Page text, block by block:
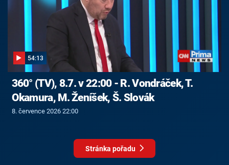
54:13
360° (TV), 8.7. v 22:00 - R. Vondráček, T.
Okamura, M. Ženíšek, Š. Slovák
8. července 2026 22:00
Stránka pořadu